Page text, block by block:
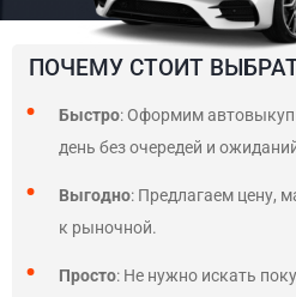
ПОЧЕМУ СТОИТ
Быстро: Оформим автовыкуп
день без очередей и
Выгодно: Предлагаем цену,
к рыночной.
Просто: Не нужно искать